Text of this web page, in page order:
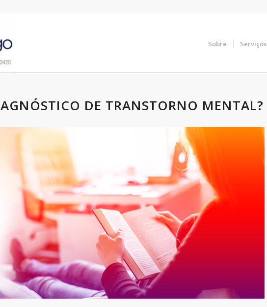
Sobre Serviços
DE TRANSTORNO MENTAL?